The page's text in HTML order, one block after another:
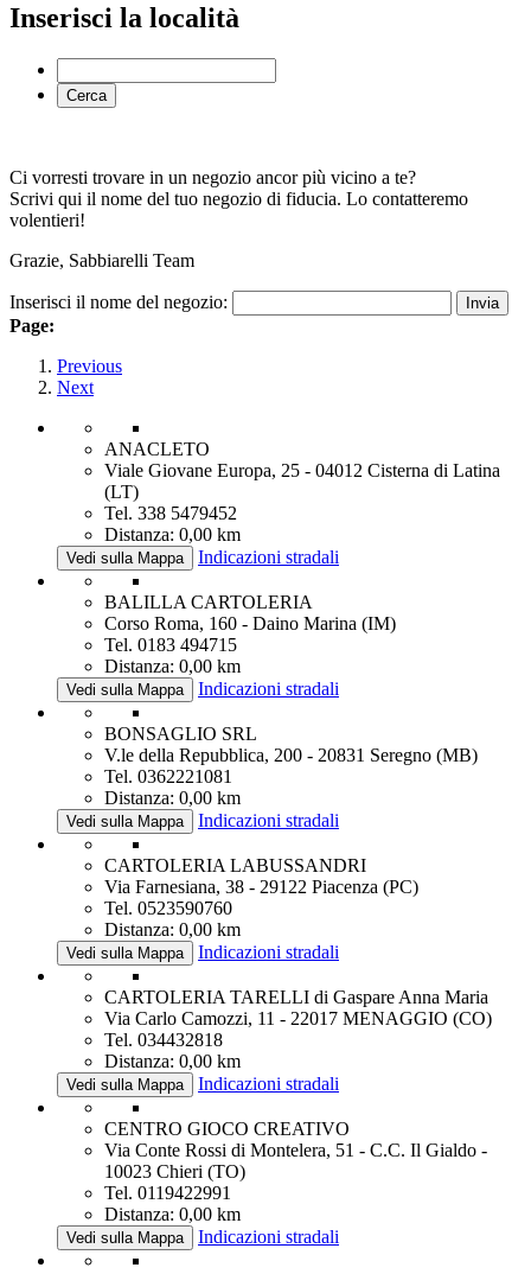
Inserisci la località
Cerca
Ci vorresti trovare in un negozio ancor più vicino a te?
Scrivi qui il nome del tuo negozio di fiducia. Lo contatteremo
volentieri!
Grazie, Sabbiarelli Team
Inserisci il nome del negozio:
Page:
Previous
Next
ANACLETO
Viale Giovane Europa, 25 - 04012 Cisterna di Latina
(LT)
Tel. 338 5479452
Distanza: 0,00 km
Vedi sulla Mappa Indicazioni stradali
BALILLA CARTOLERIA
Corso Roma, 160 - Daino Marina (IM)
Tel. 0183 494715
Distanza: 0,00 km
Vedi sulla Mappa Indicazioni stradali
BONSAGLIO SRL
V.le della Repubblica, 200 - 20831 Seregno (MB)
Tel. 0362221081
Distanza: 0,00 km
Vedi sulla Mappa Indicazioni stradali
CARTOLERIA LABUSSANDRI
Via Farnesiana, 38 - 29122 Piacenza (PC)
Tel. 0523590760
Distanza: 0,00 km
Vedi sulla Mappa Indicazioni stradali
CARTOLERIA TARELLI di Gaspare Anna Maria
Via Carlo Camozzi, 11 - 22017 MENAGGIO (CO)
Tel. 034432818
Distanza: 0,00 km
Vedi sulla Mappa Indicazioni stradali
CENTRO GIOCO CREATIVO
Via Conte Rossi di Montelera, 51 - C.C. Il Gialdo -
10023 Chieri (TO)
Tel. 0119422991
Distanza: 0,00 km
Vedi sulla Mappa Indicazioni stradali